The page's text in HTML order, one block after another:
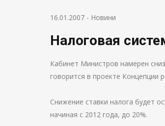
16.01.2007 - Новини
Налоговая
Кабинет Министров намерен
говорится в проекте Концепции
Снижение ставки налога будет
начиная с 2012 года, до 20%.